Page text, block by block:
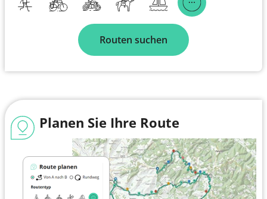
Routen suchen
Planen Sie Ihre Route